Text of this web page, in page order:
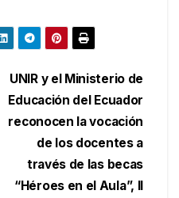
UNIR y el Ministerio de
Educación del Ecuador
reconocen la vocación
de los docentes a
través de las becas
“Héroes en el Aula”, II